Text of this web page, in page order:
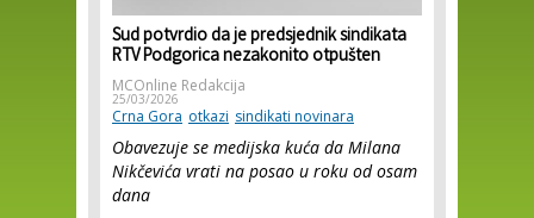
Sud potvrdio da je predsjednik sindikata
RTV Podgorica nezakonito otpušten
MCOnline Redakcija
25/03/2026
Crna Gora otkazi sindikati novinara
Obavezuje se medijska kuća da Milana
Nikčevića vrati na posao u roku od osam
dana